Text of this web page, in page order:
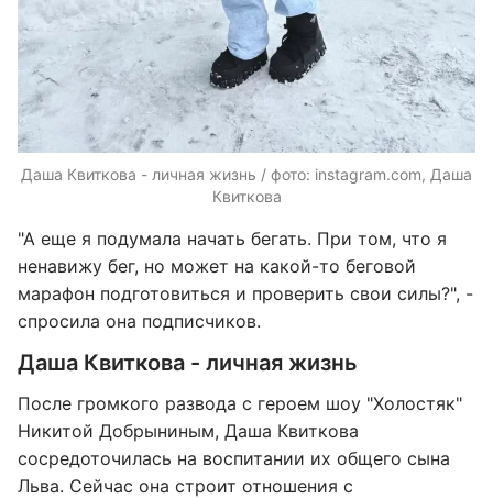
Даша Квиткова - личная жизнь / фото: instagram.com, Даша
Квиткова
"А еще я подумала начать бегать. При том, что я
ненавижу бег, но может на какой-то беговой
марафон подготовиться и проверить свои силы?", -
спросила она подписчиков.
Даша Квиткова - личная жизнь
После громкого развода с героем шоу "Холостяк"
Никитой Добрыниным, Даша Квиткова
сосредоточилась на воспитании их общего сына
Льва. Сейчас она строит отношения с